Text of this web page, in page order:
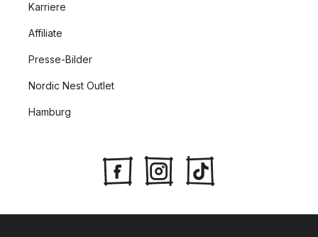
Karriere
Affiliate
Presse-Bilder
Nordic Nest Outlet
Hamburg